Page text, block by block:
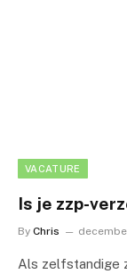
VACATURE
Is je zzp-
By Chris
Als zelfstandige